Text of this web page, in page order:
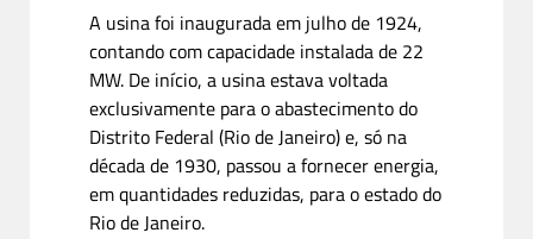
A usina foi inaugurada em julho de 1924,
contando com capacidade instalada de 22
MW. De início, a usina estava voltada
exclusivamente para o abastecimento do
Distrito Federal (Rio de Janeiro) e, só na
década de 1930, passou a fornecer energia,
em quantidades reduzidas, para o estado do
Rio de Janeiro.